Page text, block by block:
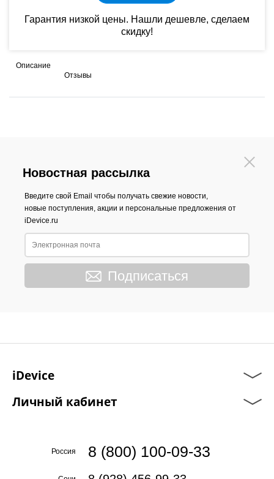
Гарантия низкой цены. Нашли дешевле, сделаем
скидку!
Описание
Отзывы
Новостная рассылка
Введите свой Email чтобы получать свежие новости,
новые поступления, акции и персональные предложения от
iDevice.ru
Подписаться
iDevice
Личный кабинет
Россия 8 (800) 100-09-33